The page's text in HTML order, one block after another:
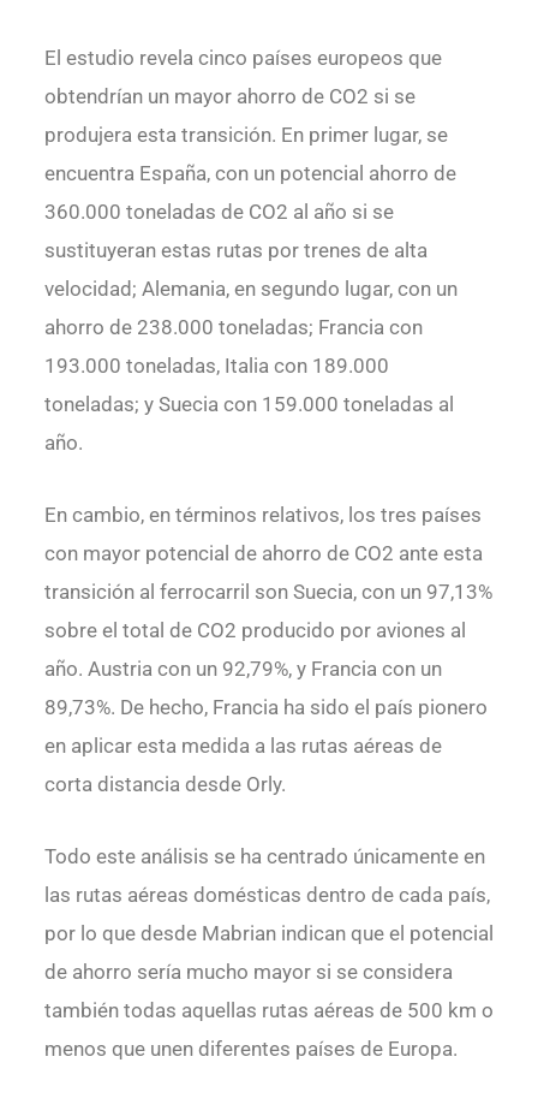
El estudio revela cinco países europeos que
obtendrían un mayor ahorro de CO2 si se
produjera esta transición. En primer lugar, se
encuentra España, con un potencial ahorro de
360.000 toneladas de CO2 al año si se
sustituyeran estas rutas por trenes de alta
velocidad; Alemania, en segundo lugar, con un
ahorro de 238.000 toneladas; Francia con
193.000 toneladas, Italia con 189.000
toneladas; y Suecia con 159.000 toneladas al
año.
En cambio, en términos relativos, los tres países
con mayor potencial de ahorro de CO2 ante esta
transición al ferrocarril son Suecia, con un 97,13%
sobre el total de CO2 producido por aviones al
año. Austria con un 92,79%, y Francia con un
89,73%. De hecho, Francia ha sido el país pionero
en aplicar esta medida a las rutas aéreas de
corta distancia desde Orly.
Todo este análisis se ha centrado únicamente en
las rutas aéreas domésticas dentro de cada país,
por lo que desde Mabrian indican que el potencial
de ahorro sería mucho mayor si se considera
también todas aquellas rutas aéreas de 500 km o
menos que unen diferentes países de Europa.